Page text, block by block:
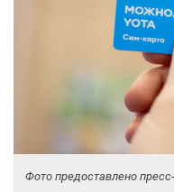
Фото предоставлено